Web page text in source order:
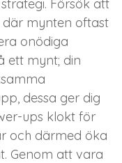
Försök att
där mynten oftast
onödiga
ett mynt; din
dessa ger dig
ups klokt för
och därmed öka
Genom att vara